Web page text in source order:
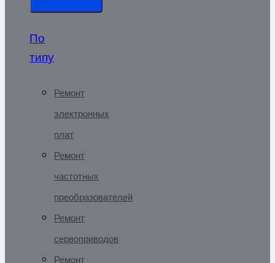
По
типу
Ремонт
электронных
плат
Ремонт
частотных
преобразователей
Ремонт
сервоприводов
Ремонт